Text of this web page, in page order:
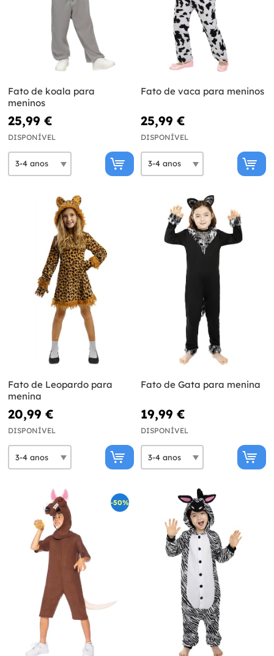
Fato de koala para
meninos
25,99 €
DISPONÍVEL
Fato de vaca para meninos
25,99 €
DISPONÍVEL
Fato de Leopardo para
menina
20,99 €
DISPONÍVEL
Fato de Gata para menina
19,99 €
DISPONÍVEL
-50%